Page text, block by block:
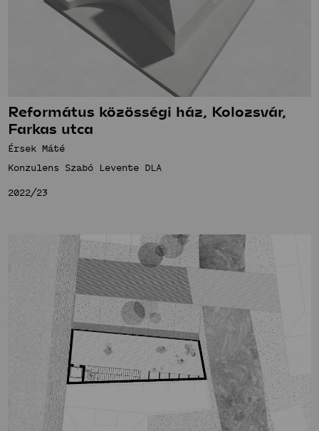
Református közösségi ház, Kolozsvár,
Farkas utca
Érsek Máté
Konzulens Szabó Levente DLA
2022/23